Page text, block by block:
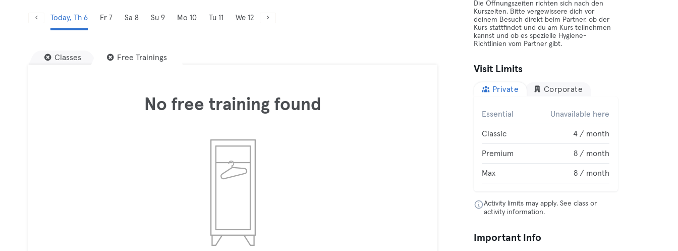
Today, Th 6 Fr 7 Sa 8 Su 9 Mo 10 Tu 11 We 12
Classes Free Trainings
No free training found
Die Öffnungszeiten richten sich nach den
Kurszeiten. Bitte vergewissere dich vor
deinem Besuch direkt beim Partner, ob der
Kurs stattfindet und du am Kurs teilnehmen
kannst und ob es spezielle Hygiene-
Richtlinien vom Partner gibt.
Visit Limits
Private Corporate
Essential Unavailable here
Classic 4 / month
Premium 8 / month
Max 8 / month
Activity limits may apply. See class or
activity information.
Important Info